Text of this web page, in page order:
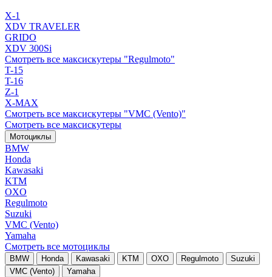
X-1
XDV TRAVELER
GRIDO
XDV 300Si
Смотреть все максискутеры "Regulmoto"
T-15
T-16
Z-1
X-MAX
Смотреть все максискутеры "VMC (Vento)"
Смотреть все максискутеры
Мотоциклы
BMW
Honda
Kawasaki
KTM
OXO
Regulmoto
Suzuki
VMC (Vento)
Yamaha
Смотреть все мотоциклы
BMW Honda Kawasaki KTM OXO Regulmoto
Suzuki
VMC (Vento)
Yamaha